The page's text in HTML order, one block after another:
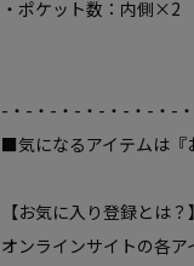
・ポケット数：内側×2
-・-・-・-・-・-・-・-
■気になるアイテムは『
【お気に入り登録とは？】
オンラインサイトの各